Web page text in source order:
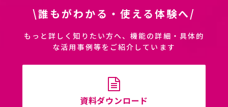
\誰もがわかる・使える体験へ/
もっと詳しく知りたい方へ、機能の詳細・具体的
な活用事例等をご紹介しています
資料ダウンロード